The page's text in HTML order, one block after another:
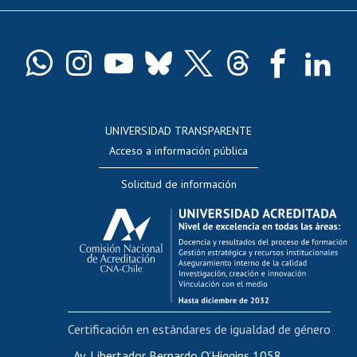
Docentes
Evaluación docente
Calificación académica
Postulación al AUCAI
Funcionarias/os
Cursos internos de capacitación
Bienestar del personal
Portal de movilidad interna
Certificado de renta
UNIVERSIDAD TRANSPARENTE
Acceso a información pública
Solicitud de información
Certificación en estándares de igualdad de género